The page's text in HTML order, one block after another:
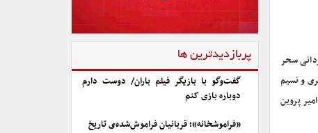
سحر
و نسیم
پروین
پربازدیدترین ها
گفت‌وگو با بازیگر فیلم باران/ دوست دارم
دوباره بازی کنم
«فراموشخانه»؛ قربانیان فراموش‌شده‌ی تاریخ